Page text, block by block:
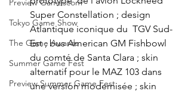
Preview Gamescom
Tokyo Game Show
The Game Awards
Summer Game Fest
Preview Summer Game Fest
Super Constellation ; design
Atlantique iconique du  TGV Sud-
Est ; bus American GM Fishbowl
du comté de Santa Clara ; skin
alternatif pour le MAZ 103 dans
une version modernisée ; skin